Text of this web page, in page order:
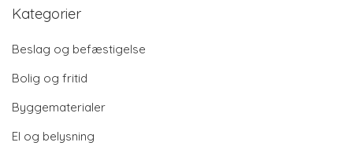
Kategorier
Beslag og befæstigelse
Bolig og fritid
Byggematerialer
El og belysning